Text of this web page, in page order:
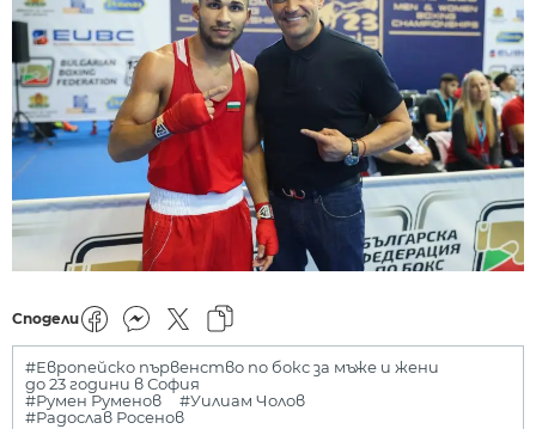
Сподели
#Европейско първенство по бокс за мъже и жени
до 23 години в София
#Румен Руменов
#Уилиам Чолов
#Радослав Росенов